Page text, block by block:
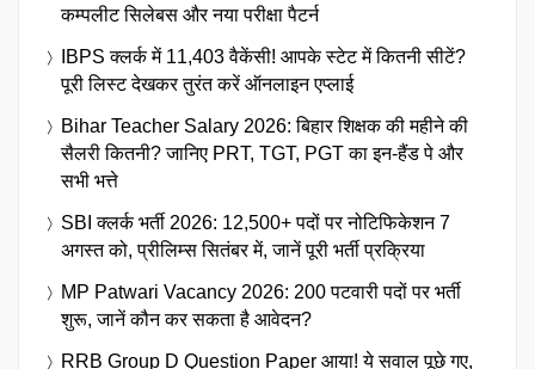
कम्पलीट सिलेबस और नया परीक्षा पैटर्न
IBPS क्लर्क में 11,403 वैकेंसी! आपके स्टेट में कितनी सीटें?
पूरी लिस्ट देखकर तुरंत करें ऑनलाइन एप्लाई
Bihar Teacher Salary 2026: बिहार शिक्षक की महीने की
सैलरी कितनी? जानिए PRT, TGT, PGT का इन-हैंड पे और
सभी भत्ते
SBI क्लर्क भर्ती 2026: 12,500+ पदों पर नोटिफिकेशन 7
अगस्त को, प्रीलिम्स सितंबर में, जानें पूरी भर्ती प्रक्रिया
MP Patwari Vacancy 2026: 200 पटवारी पदों पर भर्ती
शुरू, जानें कौन कर सकता है आवेदन?
RRB Group D Question Paper आया! ये सवाल पूछे गए,